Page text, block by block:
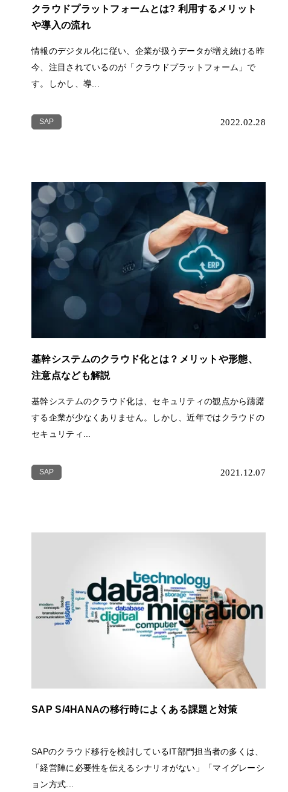
クラウドプラットフォームとは? 利用するメリット
や導入の流れ
情報のデジタル化に従い、企業が扱うデータが増え続ける昨
今、注目されているのが「クラウドプラットフォーム」で
す。しかし、導...
SAP 2022.02.28
基幹システムのクラウド化とは？メリットや形態、
注意点なども解説
基幹システムのクラウド化は、セキュリティの観点から躊躇
する企業が少なくありません。しかし、近年ではクラウドの
セキュリティ...
SAP 2021.12.07
SAP S/4HANAの移行時によくある課題と対策
SAPのクラウド移行を検討しているIT部門担当者の多くは、
「経営陣に必要性を伝えるシナリオがない」「マイグレーシ
ョン方式...